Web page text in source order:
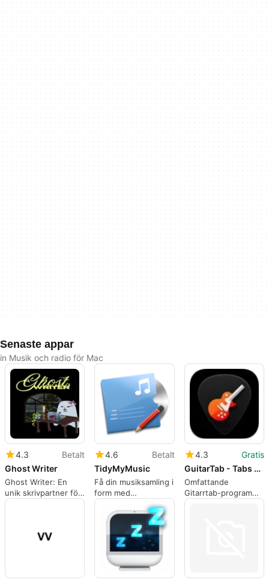
Senaste appar
in Musik och radio för Mac
4.3
Betalt
Ghost Writer
Ghost Writer: En
unik skrivpartner för
Mac
4.6
Betalt
TidyMyMusic
Få din musiksamling i
form med
TidyMyMusic
4.3
Gratis
GuitarTab - Tabs and chords
Omfattande
Gitarrtab-program
för Mac